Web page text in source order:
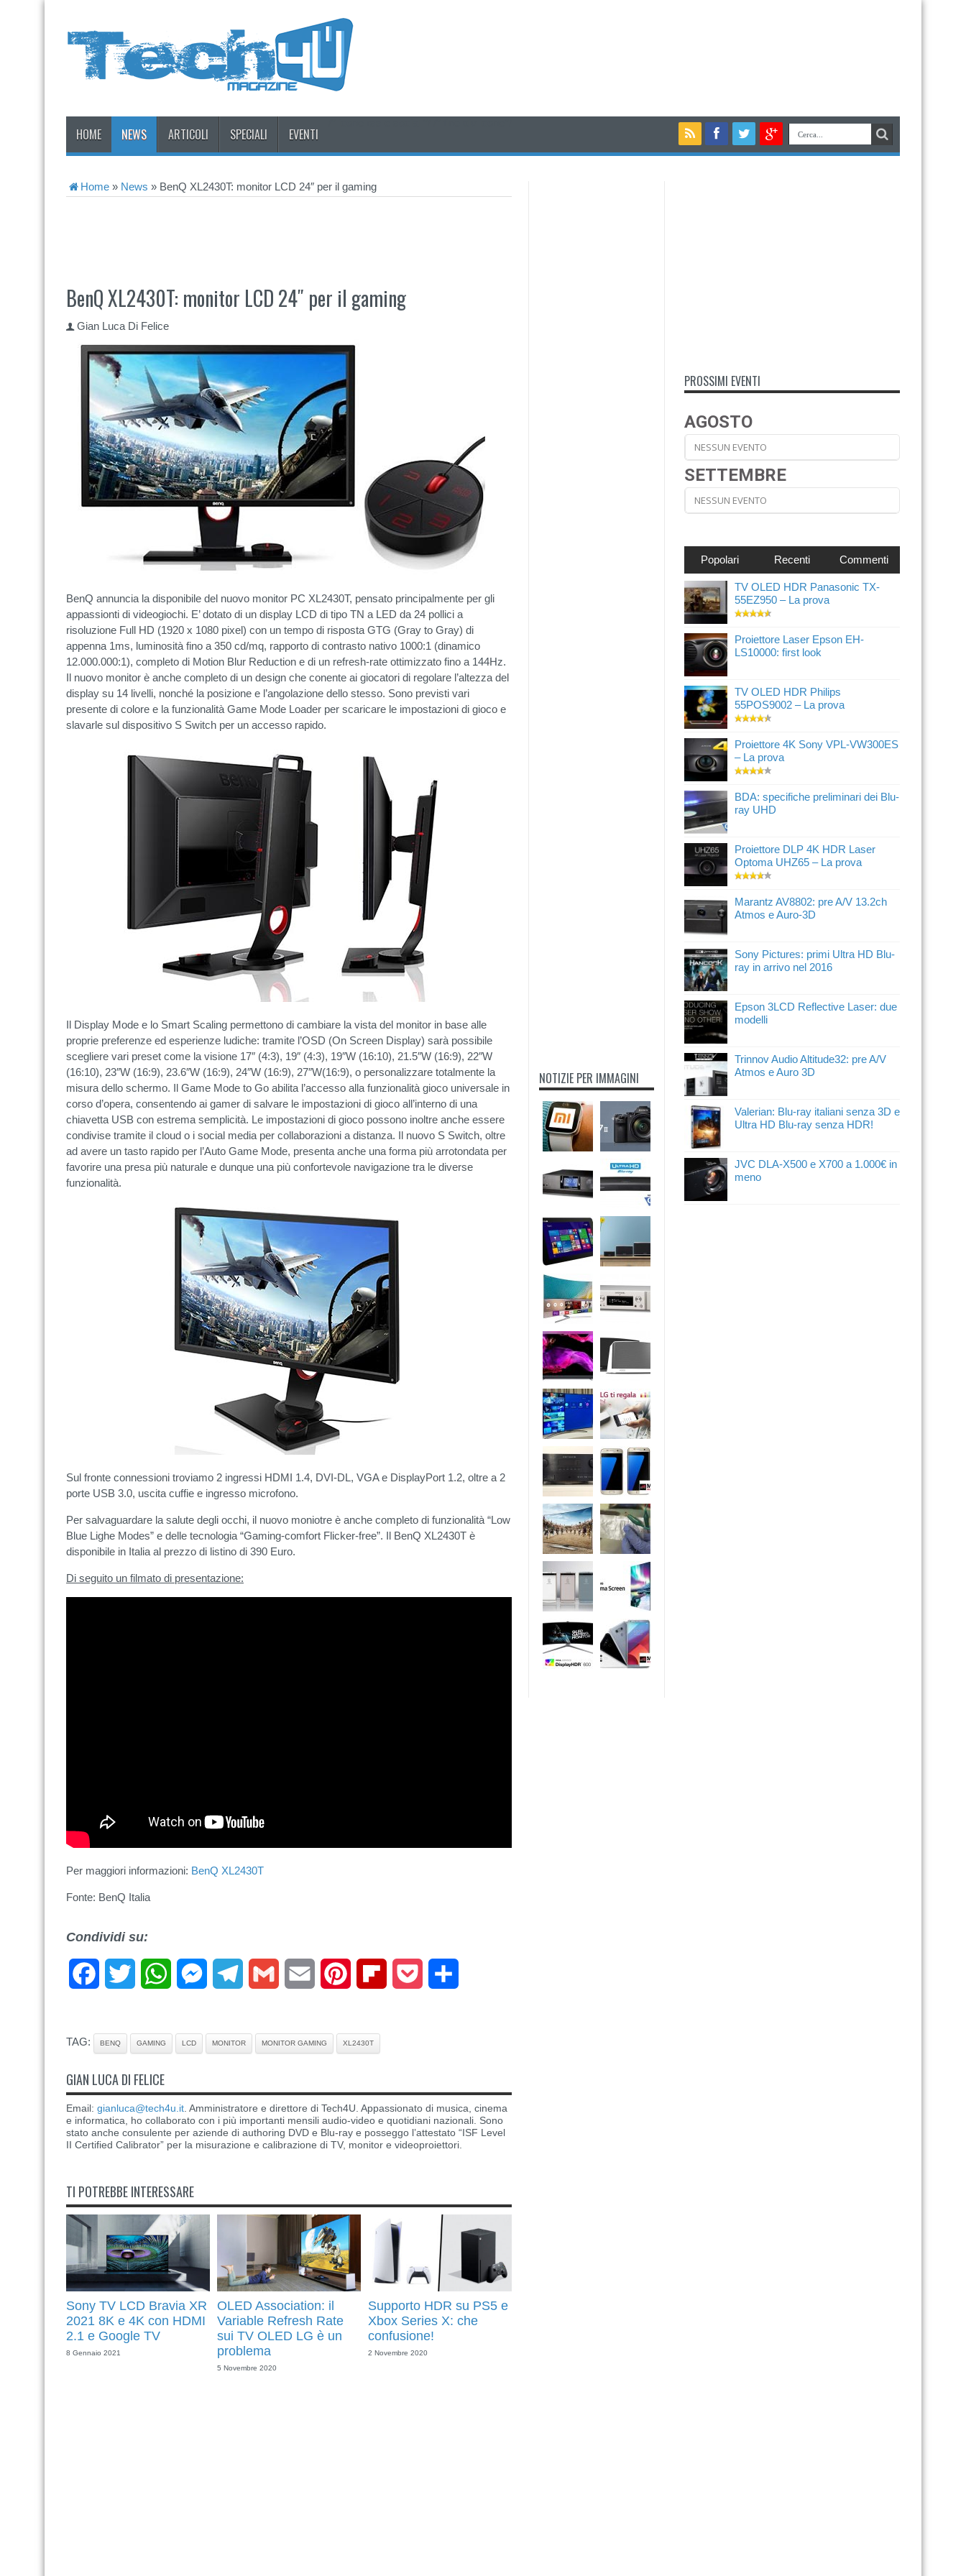
HOME NEWS ARTICOLI SPECIALI EVENTI
Home » News » BenQ XL2430T: monitor LCD 24″ per il gaming
BenQ XL2430T: monitor LCD 24″ per il gaming
Gian Luca Di Felice
BenQ annuncia la disponibile del nuovo monitor PC XL2430T, pensato principalmente per gli
appassionti di videogiochi. E’ dotato di un display LCD di tipo TN a LED da 24 pollici a
risoluzione Full HD (1920 x 1080 pixel) con un tempo di risposta GTG (Gray to Gray) di
appenna 1ms, luminosità fino a 350 cd/mq, rapporto di contrasto nativo 1000:1 (dinamico
12.000.000:1), completo di Motion Blur Reduction e di un refresh-rate ottimizzato fino a 144Hz.
Il nuovo monitor è anche completo di un design che conente ai giocatori di regolare l’altezza del
display su 14 livelli, nonché la posizione e l’angolazione dello stesso. Sono previsti vari
presente di colore e la funzionalità Game Mode Loader per scaricare le impostazioni di gioco e
slavarle sul dispositivo S Switch per un accesso rapido.
Il Display Mode e lo Smart Scaling permettono di cambiare la vista del monitor in base alle
proprie preferenze ed esperienze ludiche: tramite l’OSD (On Screen Display) sarà possibile
scegliere vari preset come la visione 17″ (4:3), 19″ (4:3), 19″W (16:10), 21.5″W (16:9), 22″W
(16:10), 23″W (16:9), 23.6″W (16:9), 24″W (16:9), 27″W(16:9), o personalizzare totalmente la
misura dello schermo. Il Game Mode to Go abilita l’accesso alla funzionalità gioco universale in
corso d’opera, consentendo ai gamer di salvare le impostazioni di gioco all’interno di una
chiavetta USB con estrema semplicità. Le impostazioni di gioco possono inoltre anche essere
condivise tramite il cloud o i social media per collaborazioni a distanza. Il nuovo S Switch, oltre
ad avere un tasto rapido per l’Auto Game Mode, presenta anche una forma più arrotondata per
favorire una presa più naturale e dunque una più confortevole navigazione tra le diverse
funzionalità.
Sul fronte connessioni troviamo 2 ingressi HDMI 1.4, DVI-DL, VGA e DisplayPort 1.2, oltre a 2
porte USB 3.0, uscita cuffie e ingresso microfono.
Per salvaguardare la salute degli occhi, il nuovo moniotre è anche completo di funzionalità “Low
Blue Lighe Modes” e delle tecnologia “Gaming-comfort Flicker-free”. Il BenQ XL2430T è
disponibile in Italia al prezzo di listino di 390 Euro.
Di seguito un filmato di presentazione:
Per maggiori informazioni: BenQ XL2430T
Fonte: BenQ Italia
Condividi su:
FacebookTwitter WhatsAppMessengerTelegramGmail Email Pinterest FlipboardPocket
TAG: BENQ GAMING LCD MONITOR MONITOR GAMING XL2430T
GIAN LUCA DI FELICE
Email: gianluca@tech4u.it . Amministratore e direttore di Tech4U. Appassionato di musica, cinema
e informatica, ho collaborato con i più importanti mensili audio-video e quotidiani nazionali. Sono
stato anche consulente per aziende di authoring DVD e Blu-ray e posseggo l’attestato “ISF Level
II Certified Calibrator” per la misurazione e calibrazione di TV, monitor e videoproiettori.
TI POTREBBE INTERESSARE
Sony TV LCD Bravia XR
2021 8K e 4K con HDMI
2.1 e Google TV
8 Gennaio 2021
OLED Association: il
Variable Refresh Rate
sui TV OLED LG è un
problema
5 Novembre 2020
Supporto HDR su PS5 e
Xbox Series X: che
confusione!
2 Novembre 2020
NOTIZIE PER IMMAGINI
PROSSIMI EVENTI
AGOSTO
NESSUN EVENTO
SETTEMBRE
NESSUN EVENTO
Popolari Recenti Commenti
TV OLED HDR Panasonic TX-
55EZ950 – La prova
Proiettore Laser Epson EH-
LS10000: first look
TV OLED HDR Philips
55POS9002 – La prova
Proiettore 4K Sony VPL-VW300ES
– La prova
BDA: specifiche preliminari dei Blu-
ray UHD
Proiettore DLP 4K HDR Laser
Optoma UHZ65 – La prova
Marantz AV8802: pre A/V 13.2ch
Atmos e Auro-3D
Sony Pictures: primi Ultra HD Blu-
ray in arrivo nel 2016
Epson 3LCD Reflective Laser: due
modelli
Trinnov Audio Altitude32: pre A/V
Atmos e Auro 3D
Valerian: Blu-ray italiani senza 3D e
Ultra HD Blu-ray senza HDR!
JVC DLA-X500 e X700 a 1.000€ in
meno